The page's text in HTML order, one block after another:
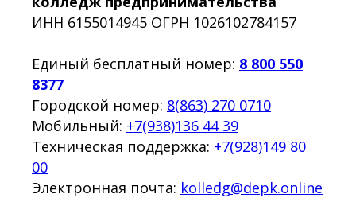
ИНН 6155014945 ОГРН 1026102784157
Единый бесплатный номер: 8 800 550
8377
Городской номер: 8(863) 270 0710
Мобильный: +7(938)136 44 39
Техническая поддержка: +7(928)149 80
00
Электронная почта: kolledg@depk.online